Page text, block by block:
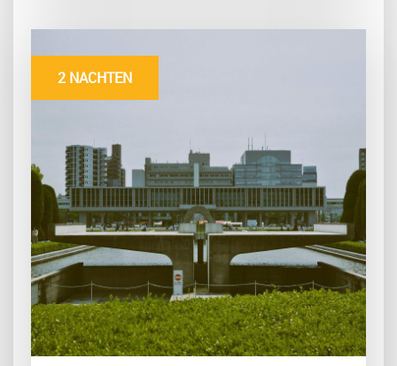
2 NACHTEN